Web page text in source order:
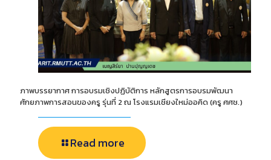
ภาพบรรยากาศ การอบรมเชิงปฏิบัติการ หลักสูตรการอบรมพัฒนา
ศักยภาพการสอนของครู รุ่นที่ 2 ณ โรงแรมเชียงใหม่ออคิด (ครู ศศช.)
Read more